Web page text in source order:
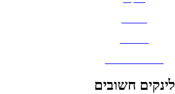
לינקים חשובים